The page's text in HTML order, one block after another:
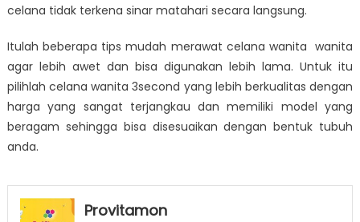
celana tidak terkena sinar matahari secara langsung.
Itulah beberapa tips mudah merawat celana wanita wanita
agar lebih awet dan bisa digunakan lebih lama. Untuk itu
pilihlahcelana wanita 3second yang lebih berkualitas dengan
harga yang sangat terjangkau dan memiliki model yang
beragam sehingga bisa disesuaikan dengan bentuk tubuh
anda.
Provitamon